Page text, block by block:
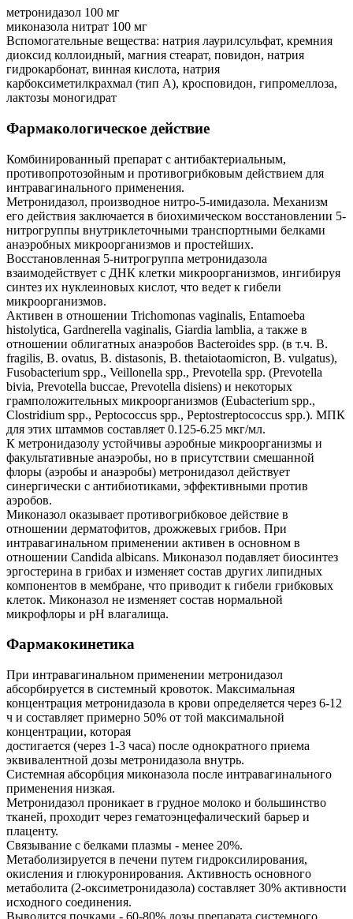
метронидазол 100 мг
миконазола нитрат 100 мг
Вспомогательные вещества: натрия лаурилсульфат, кремния
диоксид коллоидный, магния стеарат, повидон, натрия
гидрокарбонат, винная кислота, натрия
карбоксиметилкрахмал (тип А), кросповидон, гипромеллоза,
лактозы моногидрат
Фармакологическое действие
Комбинированный препарат с антибактериальным,
противопротозойным и противогрибковым действием для
интравагинального применения.
Метронидазол, производное нитро-5-имидазола. Механизм
его действия заключается в биохимическом восстановлении 5-
нитрогруппы внутриклеточными транспортными белками
анаэробных микроорганизмов и простейших.
Восстановленная 5-нитрогруппа метронидазола
взаимодействует с ДНК клетки микроорганизмов, ингибируя
синтез их нуклеиновых кислот, что ведет к гибели
микроорганизмов.
Активен в отношении Trichomonas vaginalis, Entamoeba
histolytica, Gardnerella vaginalis, Giardia lamblia, а также в
отношении облигатных анаэробов Bacteroides spp. (в т.ч. B.
fragilis, B. ovatus, B. distasonis, B. thetaiotaomicron, B. vulgatus),
Fusobacterium spp., Veillonella spp., Prevotella spp. (Prevotella
bivia, Prevotella buccae, Prevotella disiens) и некоторых
грамположительных микроорганизмов (Eubacterium spp.,
Clostridium spp., Peptococcus spp., Peptostreptococcus spp.). МПК
для этих штаммов составляет 0.125-6.25 мкг/мл.
К метронидазолу устойчивы аэробные микроорганизмы и
факультативные анаэробы, но в присутствии смешанной
флоры (аэробы и анаэробы) метронидазол действует
синергически с антибиотиками, эффективными против
аэробов.
Миконазол оказывает противогрибковое действие в
отношении дерматофитов, дрожжевых грибов. При
интравагинальном применении активен в основном в
отношении Candida albicans. Миконазол подавляет биосинтез
эргостерина в грибах и изменяет состав других липидных
компонентов в мембране, что приводит к гибели грибковых
клеток. Миконазол не изменяет состав нормальной
микрофлоры и рН влагалища.
Фармакокинетика
При интравагинальном применении метронидазол
абсорбируется в системный кровоток. Максимальная
концентрация метронидазола в крови определяется через 6-12
ч и составляет примерно 50% от той максимальной
концентрации, которая
достигается (через 1-3 часа) после однократного приема
эквивалентной дозы метронидазола внутрь.
Системная абсорбция миконазола после интравагинального
применения низкая.
Метронидазол проникает в грудное молоко и большинство
тканей, проходит через гематоэнцефалический барьер и
плаценту.
Связывание с белками плазмы - менее 20%.
Метаболизируется в печени путем гидроксилирования,
окисления и глюкуронирования. Активность основного
метаболита (2-оксиметронидазола) составляет 30% активности
исходного соединения.
Выводится почками - 60-80% дозы препарата системного